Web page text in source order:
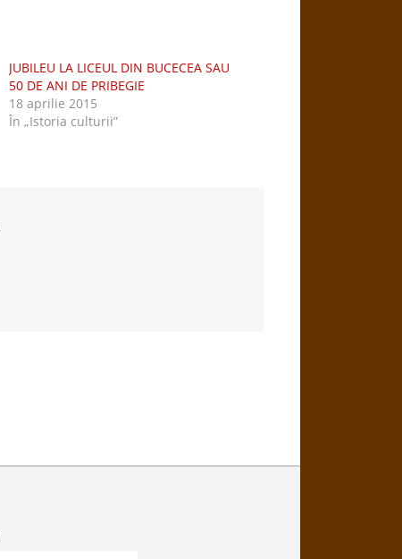
JUBILEU LA LICEUL DIN BUCECEA SAU
50 DE ANI DE PRIBEGIE
18 aprilie 2015
În „Istoria culturii”